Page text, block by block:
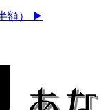
額） ▶